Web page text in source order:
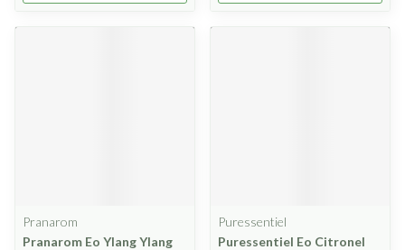
Pranarom
Pranarom Eo Ylang Ylang
Puressentiel
Puressentiel Eo Citronel